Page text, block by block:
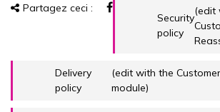
Partagez ceci :
Security
policy
(edit
Delivery
policy
(edit with the
module)